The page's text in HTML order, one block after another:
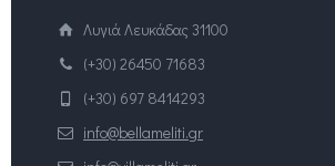
Λυγιά Λευκάδας 31100
(+30) 26450 71683
(+30) 697 8414293
info@bellameliti.gr